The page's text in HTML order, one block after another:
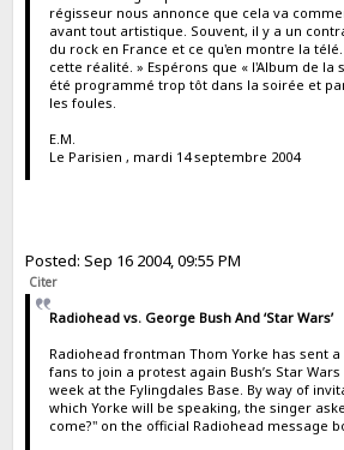
régisseur nous annonce que cela va
avant tout artistique. Souvent, il y a un
du rock en France et ce qu'en montre la
cette réalité. » Espérons que « l'Album de la
été programmé trop tôt dans la soirée et
les foules.
E.M.
Le Parisien , mardi 14 septembre 2004
Posted: Sep 16 2004, 09:55 PM
Citer
Radiohead vs. George Bush And ‘Star Wars’
Radiohead frontman Thom Yorke has sent
fans to join a protest again Bush’s Star
week at the Fylingdales Base. By way of
which Yorke will be speaking, the singer
come?" on the official Radiohead message